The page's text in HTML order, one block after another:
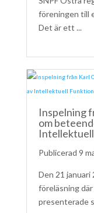
föreningen till
Det är ett ...
Inspelning
om
9
Den 21 januari
föreläsning
presenterade